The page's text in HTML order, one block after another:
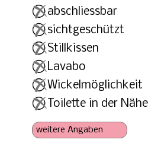
abschliessbar
sichtgeschützt
Stillkissen
Lavabo
Wickelmöglichkeit
Toilette in der Nähe